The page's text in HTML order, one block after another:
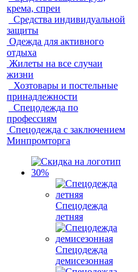
крема, спреи
Средства индивидуальной
защиты
Одежда для активного
отдыха
Жилеты на все случаи
жизни
Хозтовары и постельные
принадлежности
Спецодежда по
профессиям
Спецодежда с заключением
Минпромторга
Спецодежда
летняя
Спецодежда
демисезонная